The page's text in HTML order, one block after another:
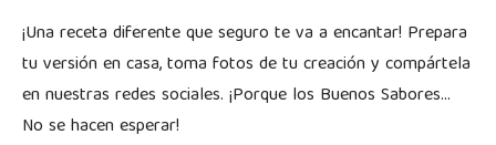
¡Una receta diferente que seguro te va a encantar! Prepara
tu versión en casa, toma fotos de tu creación y compártela
en nuestras redes sociales. ¡Porque los Buenos Sabores…
No se hacen esperar!